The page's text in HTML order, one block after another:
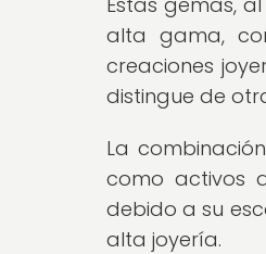
alta gama,
creaciones
distingue de
La
como activos
debido a su
alta joyería.